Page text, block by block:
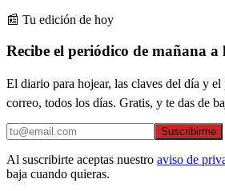
📰 Tu edición de hoy
Recibe el periódico de mañana a
El diario para hojear, las claves del día y
correo, todos los días. Gratis, y te das de
Suscribirme
Al suscribirte aceptas nuestro aviso de
baja cuando quieras.